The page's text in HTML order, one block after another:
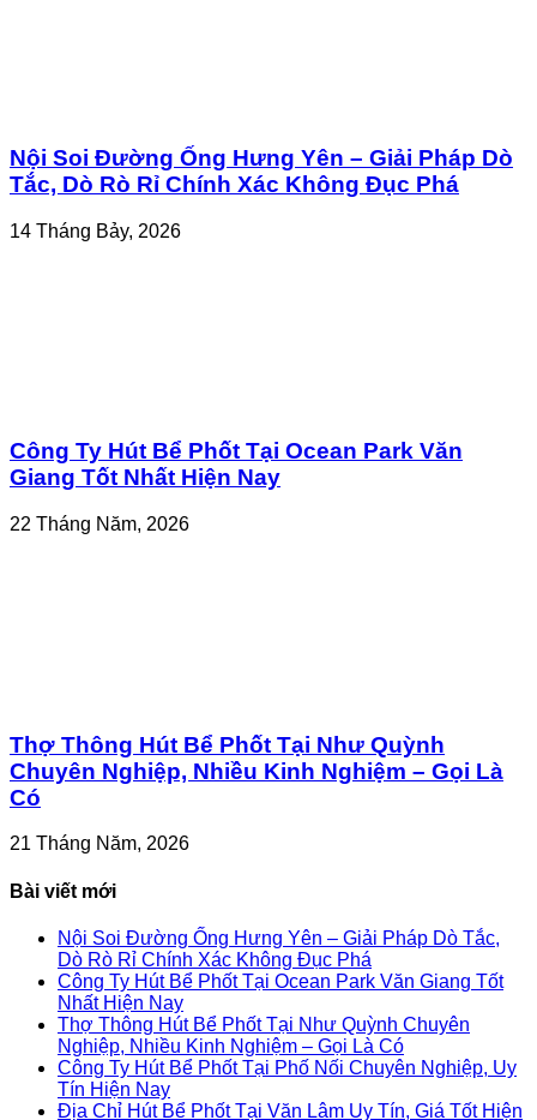
Nội Soi Đường Ống Hưng Yên – Giải Pháp Dò
Tắc, Dò Rò Rỉ Chính Xác Không Đục Phá
14 Tháng Bảy, 2026
Công Ty Hút Bể Phốt Tại Ocean Park Văn
Giang Tốt Nhất Hiện Nay
22 Tháng Năm, 2026
Thợ Thông Hút Bể Phốt Tại Như Quỳnh
Chuyên Nghiệp, Nhiều Kinh Nghiệm – Gọi Là
Có
21 Tháng Năm, 2026
Bài viết mới
Nội Soi Đường Ống Hưng Yên – Giải Pháp Dò Tắc,
Dò Rò Rỉ Chính Xác Không Đục Phá
Công Ty Hút Bể Phốt Tại Ocean Park Văn Giang Tốt
Nhất Hiện Nay
Thợ Thông Hút Bể Phốt Tại Như Quỳnh Chuyên
Nghiệp, Nhiều Kinh Nghiệm – Gọi Là Có
Công Ty Hút Bể Phốt Tại Phố Nối Chuyên Nghiệp, Uy
Tín Hiện Nay
Địa Chỉ Hút Bể Phốt Tại Văn Lâm Uy Tín, Giá Tốt Hiện